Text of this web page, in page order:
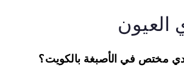
في الأصبغة بالكويت؟